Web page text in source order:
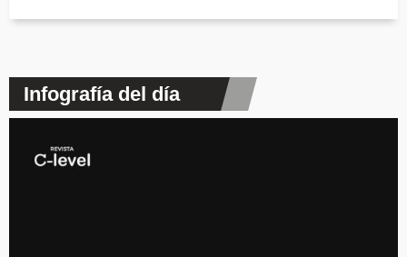
Infografía del día